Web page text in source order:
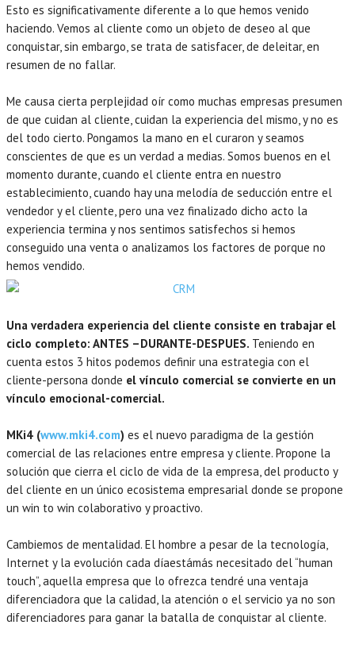
Esto es significativamente diferente a lo que hemos venido
haciendo. Vemos al cliente como un objeto de deseo al que
conquistar, sin embargo, se trata de satisfacer, de deleitar, en
resumen de no fallar.
Me causa cierta perplejidad oír como muchas empresas presumen
de que cuidan al cliente, cuidan la experiencia del mismo, y no es
del todo cierto. Pongamos la mano en el curaron y seamos
conscientes de que es un verdad a medias. Somos buenos en el
momento durante, cuando el cliente entra en nuestro
establecimiento, cuando hay una melodía de seducción entre el
vendedor y el cliente, pero una vez finalizado dicho acto la
experiencia termina y nos sentimos satisfechos si hemos
conseguido una venta o analizamos los factores de porque no
hemos vendido.
Una verdadera experiencia del cliente consiste en trabajar el
ciclo completo: ANTES –DURANTE-DESPUES. Teniendo en
cuenta estos 3 hitos podemos definir una estrategia con el
cliente-persona donde el vínculo comercial se convierte en un
vínculo emocional-comercial.
MKi4 (www.mki4.com) es el nuevo paradigma de la gestión
comercial de las relaciones entre empresa y cliente. Propone la
solución que cierra el ciclo de vida de la empresa, del producto y
del cliente en un único ecosistema empresarial donde se propone
un win to win colaborativo y proactivo.
Cambiemos de mentalidad. El hombre a pesar de la tecnología,
Internet y la evolución cada díaestámás necesitado del “human
touch”, aquella empresa que lo ofrezca tendré una ventaja
diferenciadora que la calidad, la atención o el servicio ya no son
diferenciadores para ganar la batalla de conquistar al cliente.